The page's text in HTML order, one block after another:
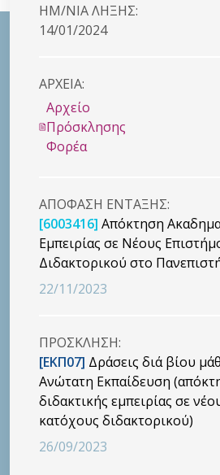
HM/NIA ΛΗΞΗΣ:
14/01/2024
ΑΡΧΕΙΑ:
Αρχείο
Πρόσκλησης
Φορέα
ΑΠΟΦΑΣΗ ΕΝΤΑΞΗΣ:
[6003416] Απόκτηση
Εμπειρίας σε Νέους
Διδακτορικού στο
22/11/2023
ΠΡΟΣΚΛΗΣΗ:
[ΕΚΠ07] Δράσεις διά βίου
Ανώτατη Εκπαίδευση
διδακτικής εμπειρίας σε
κατόχους διδακτορικού)
26/09/2023